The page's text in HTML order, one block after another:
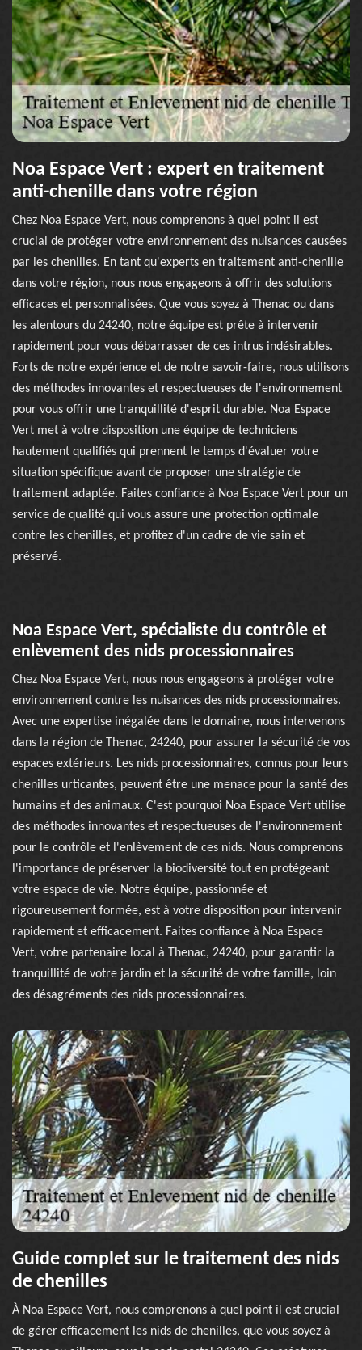
Noa Espace Vert : expert en traitement
anti-chenille dans votre région
Chez Noa Espace Vert, nous comprenons à quel point il est
crucial de protéger votre environnement des nuisances causées
par les chenilles. En tant qu'experts en traitement anti-chenille
dans votre région, nous nous engageons à offrir des solutions
efficaces et personnalisées. Que vous soyez à Thenac ou dans
les alentours du 24240, notre équipe est prête à intervenir
rapidement pour vous débarrasser de ces intrus indésirables.
Forts de notre expérience et de notre savoir-faire, nous utilisons
des méthodes innovantes et respectueuses de l'environnement
pour vous offrir une tranquillité d'esprit durable. Noa Espace
Vert met à votre disposition une équipe de techniciens
hautement qualifiés qui prennent le temps d'évaluer votre
situation spécifique avant de proposer une stratégie de
traitement adaptée. Faites confiance à Noa Espace Vert pour un
service de qualité qui vous assure une protection optimale
contre les chenilles, et profitez d'un cadre de vie sain et
préservé.
Noa Espace Vert, spécialiste du contrôle et
enlèvement des nids processionnaires
Chez Noa Espace Vert, nous nous engageons à protéger votre
environnement contre les nuisances des nids processionnaires.
Avec une expertise inégalée dans le domaine, nous intervenons
dans la région de Thenac, 24240, pour assurer la sécurité de vos
espaces extérieurs. Les nids processionnaires, connus pour leurs
chenilles urticantes, peuvent être une menace pour la santé des
humains et des animaux. C'est pourquoi Noa Espace Vert utilise
des méthodes innovantes et respectueuses de l'environnement
pour le contrôle et l'enlèvement de ces nids. Nous comprenons
l'importance de préserver la biodiversité tout en protégeant
votre espace de vie. Notre équipe, passionnée et
rigoureusement formée, est à votre disposition pour intervenir
rapidement et efficacement. Faites confiance à Noa Espace
Vert, votre partenaire local à Thenac, 24240, pour garantir la
tranquillité de votre jardin et la sécurité de votre famille, loin
des désagréments des nids processionnaires.
Guide complet sur le traitement des nids
de chenilles
À Noa Espace Vert, nous comprenons à quel point il est crucial
de gérer efficacement les nids de chenilles, que vous soyez à